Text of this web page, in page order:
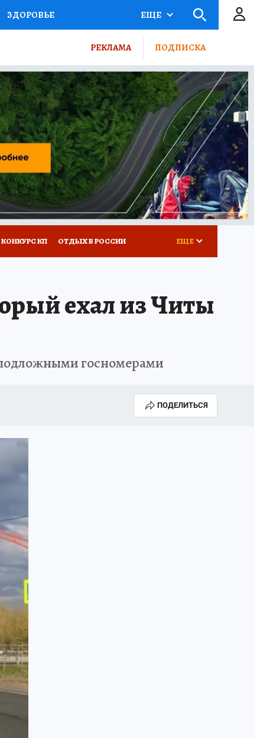
ЗДОРОВЬЕ
ПУТЕВОДИТЕЛЬ
ТУРИЗМ
ВСЕ О КП РАДИО КП
ЕЩЕ
РЕКЛАМА ПОДПИСКА
КОНКУРС КП ОТДЫХ В РОССИИ ЕЩЕ
ехал из Читы
госномерами
ПОДЕЛИТЬСЯ